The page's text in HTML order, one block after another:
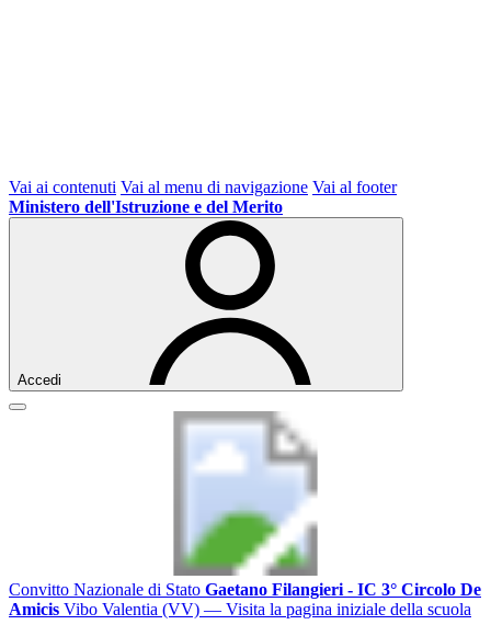
Vai ai contenuti Vai al menu di navigazione Vai al footer
Ministero dell'Istruzione e del Merito
Accedi
Convitto Nazionale di Stato Gaetano Filangieri - IC 3° Circolo De
Amicis Vibo Valentia (VV) — Visita la pagina iniziale della scuola